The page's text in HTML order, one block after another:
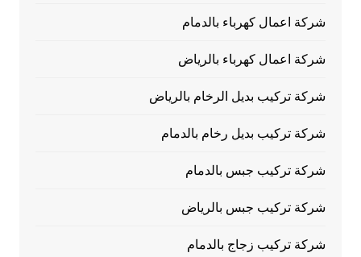
شركة اعمال كهرباء بالدمام
شركة اعمال كهرباء بالرياض
شركة تركيب بديل الرخام بالرياض
شركة تركيب بديل رخام بالدمام
شركة تركيب جبس بالدمام
شركة تركيب جبس بالرياض
شركة تركيب زجاج بالدمام